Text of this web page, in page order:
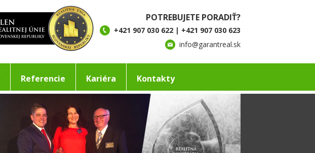
POTREBUJETE PORADIŤ?
+421 907 030 622 | +421 907 030 623
info@garantreal.sk
Referencie Kariéra Kontakty